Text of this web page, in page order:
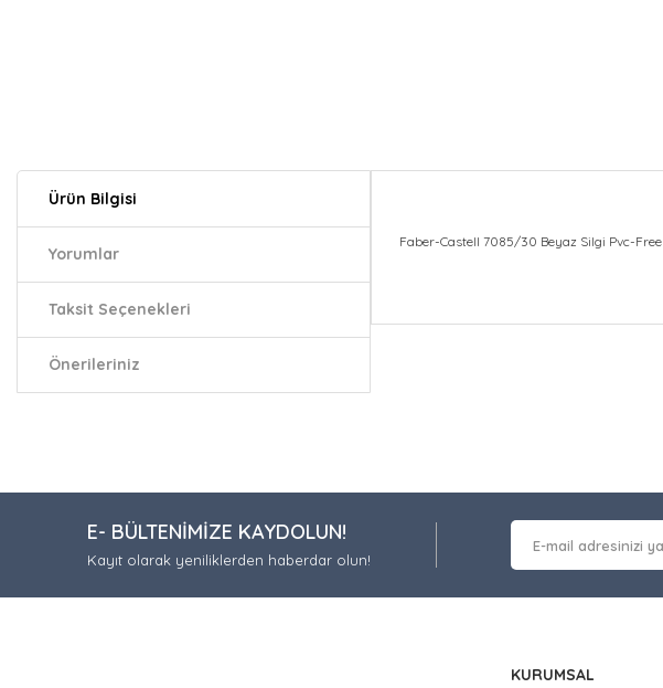
Ürün Bilgisi
Yorumlar
Taksit Seçenekleri
Önerileriniz
Faber-Castell 7085/30 Beyaz Silgi Pvc-Free
Ürün fiyatı diğer sitelerden daha pahalı.
E- BÜLTENİMİZE KAYDOLUN!
Kayıt olarak yeniliklerden haberdar olun!
KURUMSAL